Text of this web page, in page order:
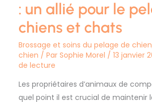
: un allié pour le
chiens et chats
Brossage et soins du pelage de chien
chien / Par Sophie Morel / 13 janvier
de lecture
Les propriétaires d’animaux de
quel point il est crucial de maintenir